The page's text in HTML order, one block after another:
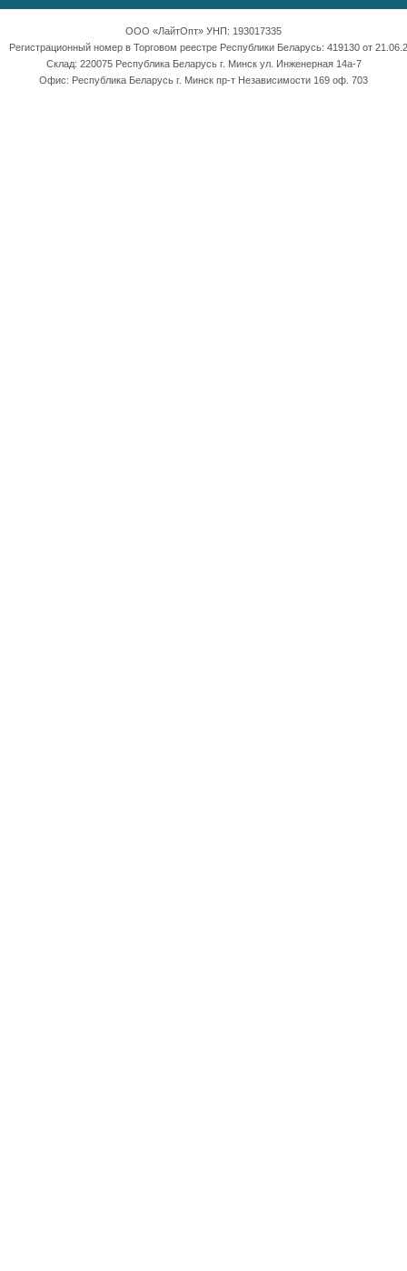
ООО «ЛайтОпт» УНП: 193017335
Регистрационный номер в Торговом реестре Республики Беларусь: 419130 от
Склад: 220075 Республика Беларусь г. Минск ул. Инженерная 14а-7
Офис: Республика Беларусь г. Минск пр-т Независимости 169 оф. 703